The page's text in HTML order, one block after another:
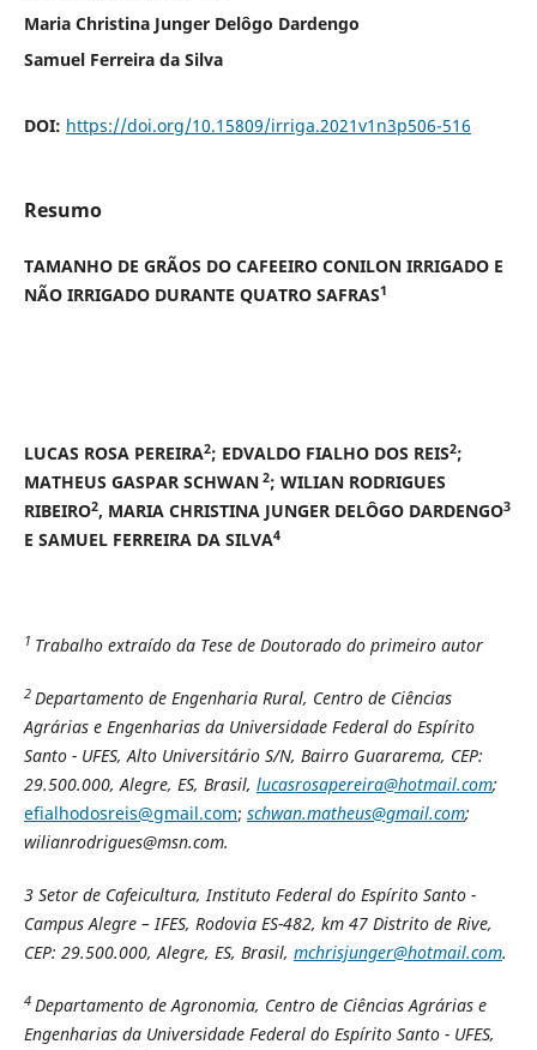
Maria Christina Junger Delôgo Dardengo
Samuel Ferreira da Silva
DOI: https://doi.org/10.15809/irriga.2021v1n3p506-516
Resumo
TAMANHO DE GRÃOS DO CAFEEIRO CONILON IRRIGADO E
NÃO IRRIGADO DURANTE QUATRO SAFRAS1
LUCAS ROSA PEREIRA2; EDVALDO FIALHO DOS REIS2;
MATHEUS GASPAR SCHWAN2; WILIAN RODRIGUES
RIBEIRO2, MARIA CHRISTINA JUNGER DELÔGO DARDENGO3
E SAMUEL FERREIRA DA SILVA4
1 Trabalho extraído da Tese de Doutorado do primeiro autor
2 Departamento de Engenharia Rural, Centro de Ciências
Agrárias e Engenharias da Universidade Federal do Espírito
Santo - UFES, Alto Universitário S/N, Bairro Guararema, CEP:
29.500.000, Alegre, ES, Brasil, lucasrosapereira@hotmail.com;
efialhodosreis@gmail.com; schwan.matheus@gmail.com;
wilianrodrigues@msn.com.
3 Setor de Cafeicultura, Instituto Federal do Espírito Santo -
Campus Alegre – IFES, Rodovia ES-482, km 47 Distrito de Rive,
CEP: 29.500.000, Alegre, ES, Brasil, mchrisjunger@hotmail.com.
4 Departamento de Agronomia, Centro de Ciências Agrárias e
Engenharias da Universidade Federal do Espírito Santo - UFES,